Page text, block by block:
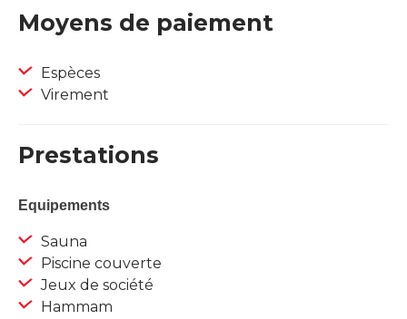
Moyens de paiement
Espèces
Virement
Prestations
Equipements
Sauna
Piscine couverte
Jeux de société
Hammam